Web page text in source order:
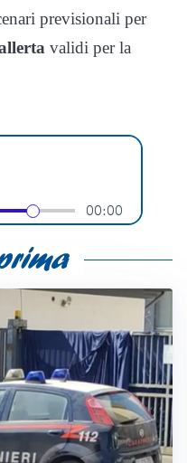
previsionali per
validi per la